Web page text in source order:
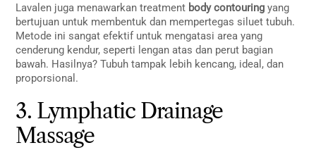
Lavalen juga menawarkan treatment body contouring yang
bertujuan untuk membentuk dan mempertegas siluet tubuh.
Metode ini sangat efektif untuk mengatasi area yang
cenderung kendur, seperti lengan atas dan perut bagian
bawah. Hasilnya? Tubuh tampak lebih kencang, ideal, dan
proporsional.
3. Lymphatic Drainage
Massage